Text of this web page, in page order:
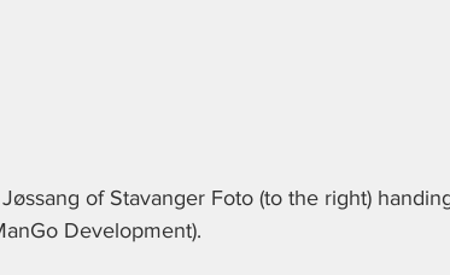
of Stavanger Foto (to the right)
Development).